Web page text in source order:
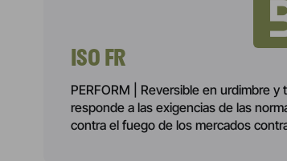
ISO FR
PERFORM | Reversible en urdimbre y
responde a las exigencias de las
contra el fuego de los mercados